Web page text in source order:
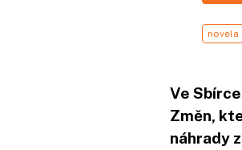
novela
Ve
Změn,
náhrady